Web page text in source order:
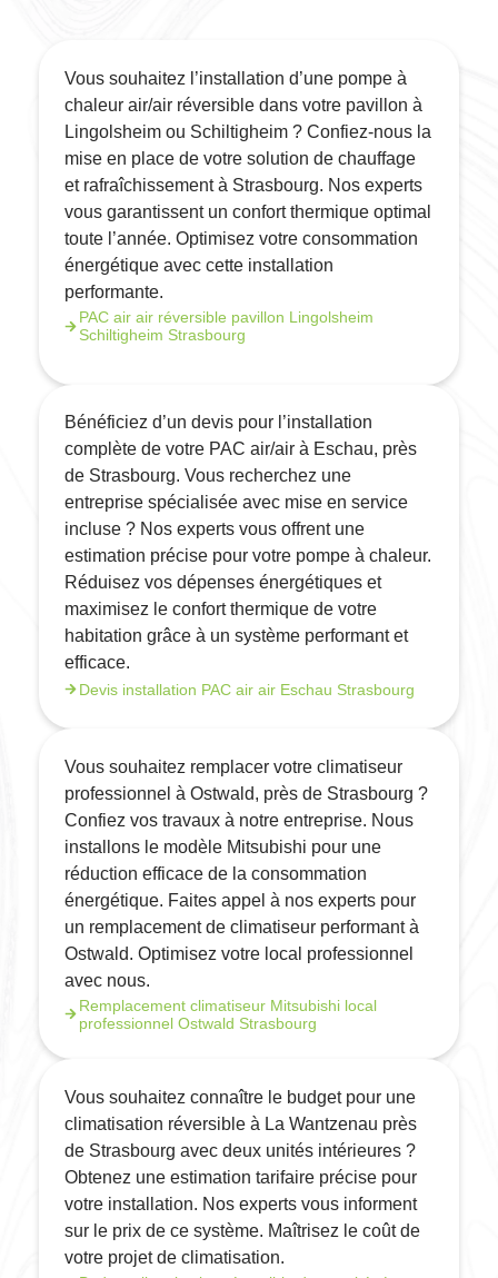
Vous souhaitez l’installation d’une pompe à
chaleur air/air réversible dans votre pavillon à
Lingolsheim ou Schiltigheim ? Confiez-nous la
mise en place de votre solution de chauffage
et rafraîchissement à Strasbourg. Nos experts
vous garantissent un confort thermique optimal
toute l’année. Optimisez votre consommation
énergétique avec cette installation
performante.
PAC air air réversible pavillon Lingolsheim
Schiltigheim Strasbourg
Bénéficiez d’un devis pour l’installation
complète de votre PAC air/air à Eschau, près
de Strasbourg. Vous recherchez une
entreprise spécialisée avec mise en service
incluse ? Nos experts vous offrent une
estimation précise pour votre pompe à chaleur.
Réduisez vos dépenses énergétiques et
maximisez le confort thermique de votre
habitation grâce à un système performant et
efficace.
Devis installation PAC air air Eschau Strasbourg
Vous souhaitez remplacer votre climatiseur
professionnel à Ostwald, près de Strasbourg ?
Confiez vos travaux à notre entreprise. Nous
installons le modèle Mitsubishi pour une
réduction efficace de la consommation
énergétique. Faites appel à nos experts pour
un remplacement de climatiseur performant à
Ostwald. Optimisez votre local professionnel
avec nous.
Remplacement climatiseur Mitsubishi local
professionnel Ostwald Strasbourg
Vous souhaitez connaître le budget pour une
climatisation réversible à La Wantzenau près
de Strasbourg avec deux unités intérieures ?
Obtenez une estimation tarifaire précise pour
votre installation. Nos experts vous informent
sur le prix de ce système. Maîtrisez le coût de
votre projet de climatisation.